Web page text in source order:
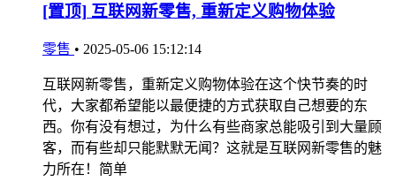
[置顶] 互联网新零售, 重新定义购物体验
零售 • 2025-05-06 15:12:14
互联网新零售，重新定义购物体验在这个快节奏的时
代，大家都希望能以最便捷的方式获取自己想要的东
西。你有没有想过，为什么有些商家总能吸引到大量顾
客，而有些却只能默默无闻？这就是互联网新零售的魅
力所在！简单